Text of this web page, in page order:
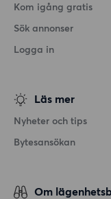
Kom igång gratis
Sök annonser
Logga in
Läs mer
Nyheter och tips
Bytesansökan
Om